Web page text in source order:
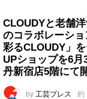
CLOUDYと老舗
のコラボレーショ
彩るCLOUDY」
UPショップを6
丹新宿店5階にて
by 工芸プレス 約